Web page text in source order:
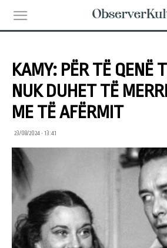
KAMY: PËR TË QENË
NUK DUHET TË
ME TË AFËRMIT
23/08/2024 • 13:41